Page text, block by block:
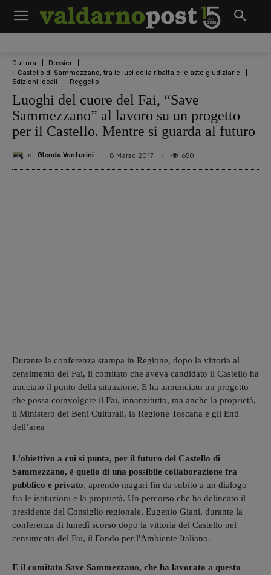
Cultura
Dossier
Il Castello di Sammezzano, tra le luci della ribalta e le aste giudiziarie
Edizioni locali
Reggello
Luoghi del cuore del Fai, “Save
Sammezzano” al lavoro su un progetto
per il Castello. Mentre si guarda al futuro
di Glenda Venturini 8 Marzo 2017 650
Durante la conferenza stampa in Regione, dopo la vittoria al
censimento del Fai, il comitato che aveva candidato il Castello ha
tracciato il punto della situazione. E ha annunciato un progetto
che possa coinvolgere il Fai, innanzitutto, ma anche la proprietà,
il Ministero dei Beni Culturali, la Regione Toscana e gli Enti
dell’area
L'obiettivo a cui si punta, per il futuro del Castello di
Sammezzano, è quello di una possibile collaborazione fra
pubblico e privato, aprendo magari fin da subito a un dialogo
fra le istituzioni e la proprietà. Un percorso che ha delineato il
presidente del Consiglio regionale, Eugenio Giani, durante la
conferenza di lunedì scorso dopo la vittoria del Castello nel
censimento del Fai, il Fondo per l'Ambiente Italiano.
E il comitato Save Sammezzano, che ha lavorato a questo